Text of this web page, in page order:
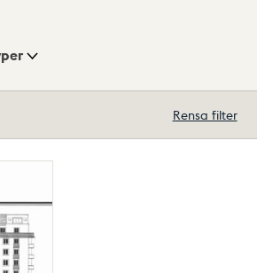
Rensa filter